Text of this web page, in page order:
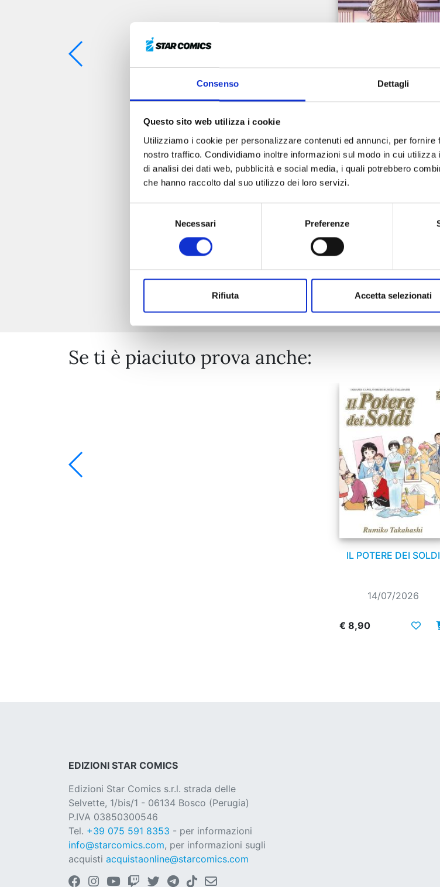
Consenso Dettagli
Questo sito web utilizza i cookie
Utilizziamo i cookie per personalizzare contenuti ed annunci, per
nostro traffico. Condividiamo inoltre informazioni sul modo in cui
di analisi dei dati web, pubblicità e social media, i quali potrebbero
che hanno raccolto dal suo utilizzo dei loro servizi.
Necessari Preferenze
Rifiuta Accetta selezionati
PROMISE CINDERELLA
Mostra tutto
Se ti è piaciuto prova anche:
IL POTERE DEI SOLDI
14/07/2026
€ 8,90
EDIZIONI STAR COMICS
Edizioni Star Comics s.r.l. strada delle
Selvette, 1/bis/1 - 06134 Bosco (Perugia)
P.IVA 03850300546
Tel. +39 075 591 8353 - per informazioni
info@starcomics.com, per informazioni sugli
acquisti acquistaonline@starcomics.com